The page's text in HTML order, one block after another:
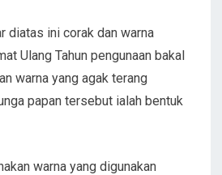
diatas ini corak dan warna
Ulang Tahun pengunaan bakal
warna yang agak terang
papan tersebut ialah bentuk
warna yang digunakan